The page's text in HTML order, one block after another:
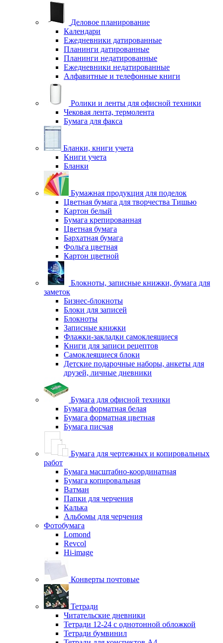
Деловое планирование
Календари
Ежедневники датированные
Планинги датированные
Планинги недатированные
Ежедневники недатированные
Алфавитные и телефонные книги
Ролики и ленты для офисной техники
Чековая лента, термолента
Бумага для факса
Бланки, книги учета
Книги учета
Бланки
Бумажная продукция для поделок
Цветная бумага для творчества Тишью
Картон белый
Бумага крепированная
Цветная бумага
Бархатная бумага
Фольга цветная
Картон цветной
Блокноты, записные книжки, бумага для
заметок
Бизнес-блокноты
Блоки для записей
Блокноты
Записные книжки
Флажки-закладки самоклеящиеся
Книги для записи рецептов
Самоклеящиеся блоки
Детские подарочные наборы, анкеты для
друзей, личные дневники
Бумага для офисной техники
Бумага форматная белая
Бумага форматная цветная
Бумага писчая
Бумага для чертежных и копировальных
работ
Бумага масштабно-координатная
Бумага копировальная
Ватман
Папки для черчения
Калька
Альбомы для черчения
Фотобумага
Lomond
Revcol
Hi-image
Конверты почтовые
Тетради
Читательские дневники
Тетради 12-24 с однотонной обложкой
Тетради бумвинил